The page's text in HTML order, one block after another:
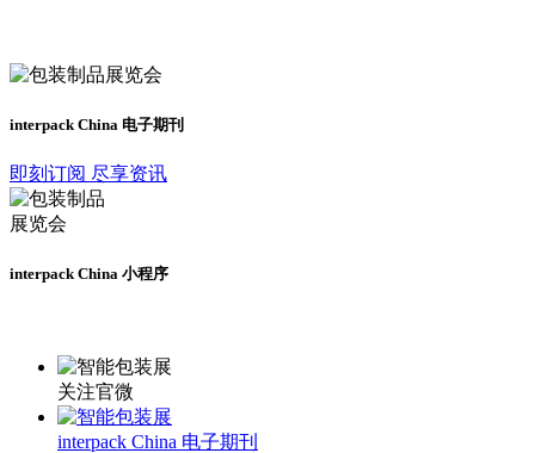
interpack China 电子期刊
即刻订阅 尽享资讯
interpack China 小程序
关注官微
interpack China 电子期刊